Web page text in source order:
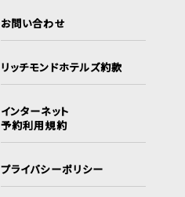
お問い合わせ
リッチモンドホテルズ約款
インターネット
予約利用規約
プライバシーポリシー